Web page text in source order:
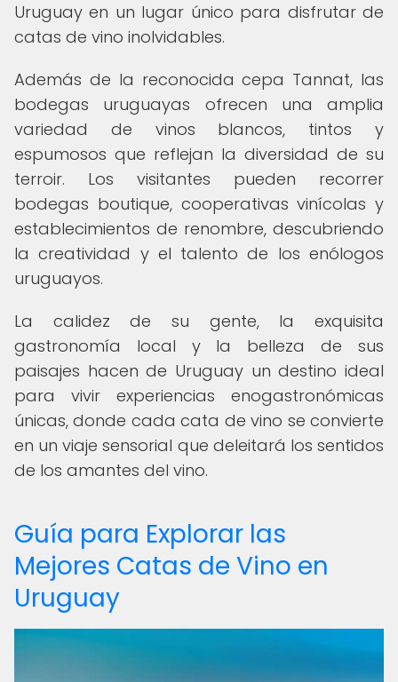
Uruguay en un lugar único para disfrutar de
catas de vino inolvidables.
Además de la reconocida cepa Tannat, las
bodegas uruguayas ofrecen una amplia
variedad de vinos blancos, tintos y
espumosos que reflejan la diversidad de su
terroir. Los visitantes pueden recorrer
bodegas boutique, cooperativas vinícolas y
establecimientos de renombre, descubriendo
la creatividad y el talento de los enólogos
uruguayos.
La calidez de su gente, la exquisita
gastronomía local y la belleza de sus
paisajes hacen de Uruguay un destino ideal
para vivir experiencias enogastronómicas
únicas, donde cada cata de vino se convierte
en un viaje sensorial que deleitará los sentidos
de los amantes del vino.
Guía para Explorar las
Mejores Catas de Vino en
Uruguay